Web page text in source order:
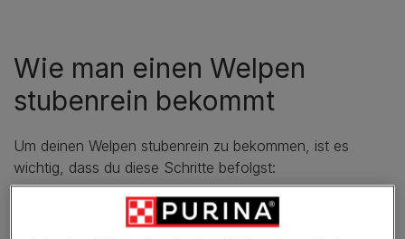
Wie man einen Welpen
stubenrein bekommt
Um deinen Welpen stubenrein zu bekommen, ist es
wichtig, dass du diese Schritte befolgst:
Bringe deinen Welpen nach dem Aufwachen und
nach dem Essen oder Trinken vor die Tür.